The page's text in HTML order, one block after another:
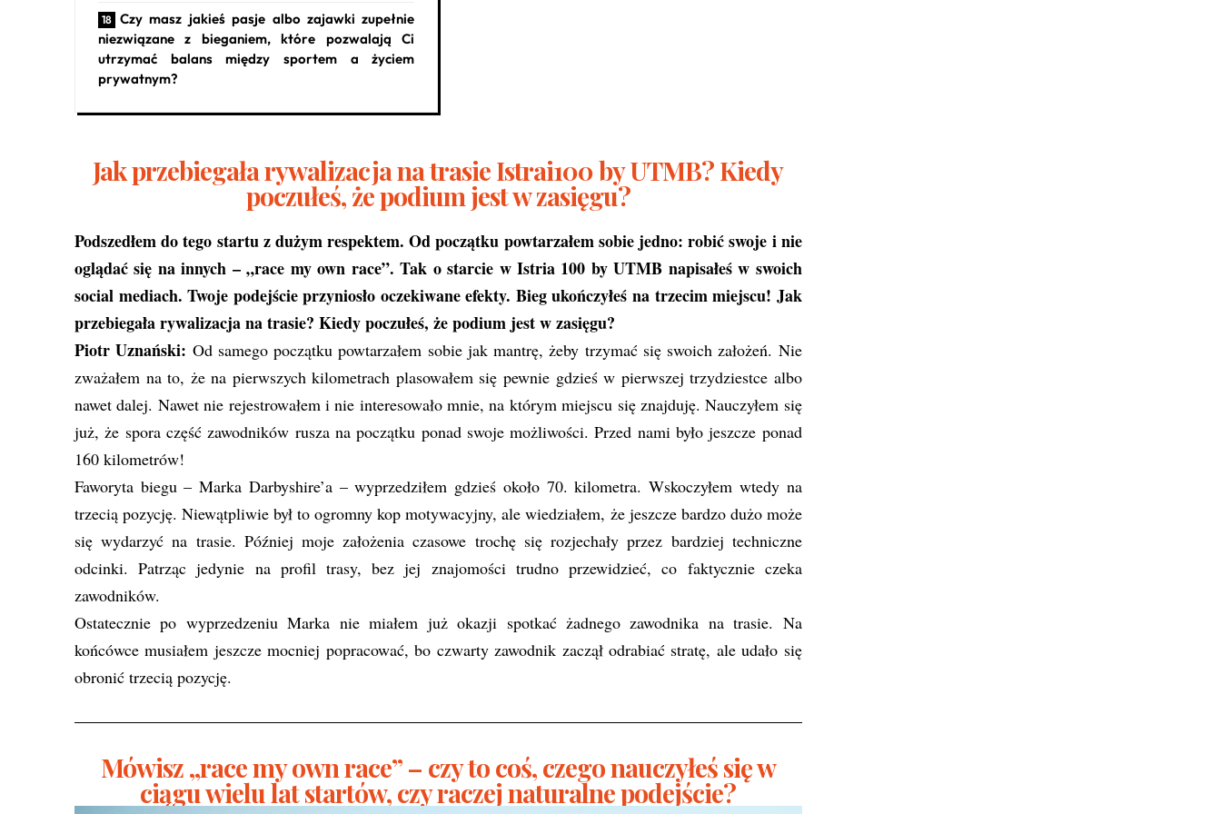
Czy masz jakieś pasje albo zajawki zupełnie
niezwiązane z bieganiem, które pozwalają Ci
utrzymać balans między sportem a życiem
prywatnym?
Jak przebiegała rywalizacja na trasie Istrai100 by UTMB? Kiedy
poczułeś, że podium jest w zasięgu?
Podszedłem do tego startu z dużym respektem. Od początku powtarzałem sobie jedno: robić swoje i nie
oglądać się na innych – „race my own race”. Tak o starcie w Istria 100 by UTMB napisałeś w swoich
social mediach. Twoje podejście przyniosło oczekiwane efekty. Bieg ukończyłeś na trzecim miejscu! Jak
przebiegała rywalizacja na trasie? Kiedy poczułeś, że podium jest w zasięgu?
Piotr Uznański: Od samego początku powtarzałem sobie jak mantrę, żeby trzymać się swoich założeń. Nie
zważałem na to, że na pierwszych kilometrach plasowałem się pewnie gdzieś w pierwszej trzydziestce albo
nawet dalej. Nawet nie rejestrowałem i nie interesowało mnie, na którym miejscu się znajduję. Nauczyłem się
już, że spora część zawodników rusza na początku ponad swoje możliwości. Przed nami było jeszcze ponad
160 kilometrów!
Faworyta biegu – Marka Darbyshire’a – wyprzedziłem gdzieś około 70. kilometra. Wskoczyłem wtedy na
trzecią pozycję. Niewątpliwie był to ogromny kop motywacyjny, ale wiedziałem, że jeszcze bardzo dużo może
się wydarzyć na trasie. Później moje założenia czasowe trochę się rozjechały przez bardziej techniczne
odcinki. Patrząc jedynie na profil trasy, bez jej znajomości trudno przewidzieć, co faktycznie czeka
zawodników.
Ostatecznie po wyprzedzeniu Marka nie miałem już okazji spotkać żadnego zawodnika na trasie. Na
końcówce musiałem jeszcze mocniej popracować, bo czwarty zawodnik zaczął odrabiać stratę, ale udało się
obronić trzecią pozycję.
Mówisz „race my own race” – czy to coś, czego nauczyłeś się w
ciągu wielu lat startów, czy raczej naturalne podejście?